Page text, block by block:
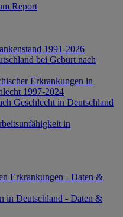
Report
1991-2026
bei Geburt nach
Erkrankungen in
1997-2024
Geschlecht in Deutschland
in
Erkrankungen - Daten &
in Deutschland - Daten &